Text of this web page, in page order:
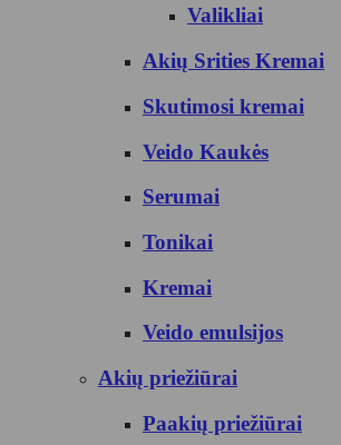
Valikliai
Akių Srities Kremai
Skutimosi kremai
Veido Kaukės
Serumai
Tonikai
Kremai
Veido emulsijos
Akių priežiūrai
Paakių priežiūrai